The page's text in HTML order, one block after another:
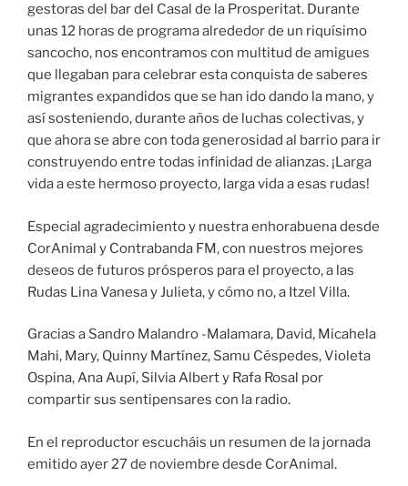
gestoras del bar del Casal de la Prosperitat. Durante
unas 12 horas de programa alrededor de un riquísimo
sancocho, nos encontramos con multitud de amigues
que llegaban para celebrar esta conquista de saberes
migrantes expandidos que se han ido dando la mano, y
así sosteniendo, durante años de luchas colectivas, y
que ahora se abre con toda generosidad al barrio para ir
construyendo entre todas infinidad de alianzas. ¡Larga
vida a este hermoso proyecto, larga vida a esas rudas!
Especial agradecimiento y nuestra enhorabuena desde
CorAnimal y Contrabanda FM, con nuestros mejores
deseos de futuros prósperos para el proyecto, a las
Rudas Lina Vanesa y Julieta, y cómo no, a Itzel Villa.
Gracias a Sandro Malandro -Malamara, David, Micahela
Mahi, Mary, Quinny Martínez, Samu Céspedes, Violeta
Ospina, Ana Aupí, Silvia Albert y Rafa Rosal por
compartir sus sentipensares con la radio.
En el reproductor escucháis un resumen de la jornada
emitido ayer 27 de noviembre desde CorAnimal.